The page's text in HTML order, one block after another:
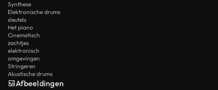
Synthese
Elektronische drums
sleutels
Het piano
Cinematisch
zachtjes
elektronisch
omgevingen
Stringeren
Akustische drums
Afbeeldingen